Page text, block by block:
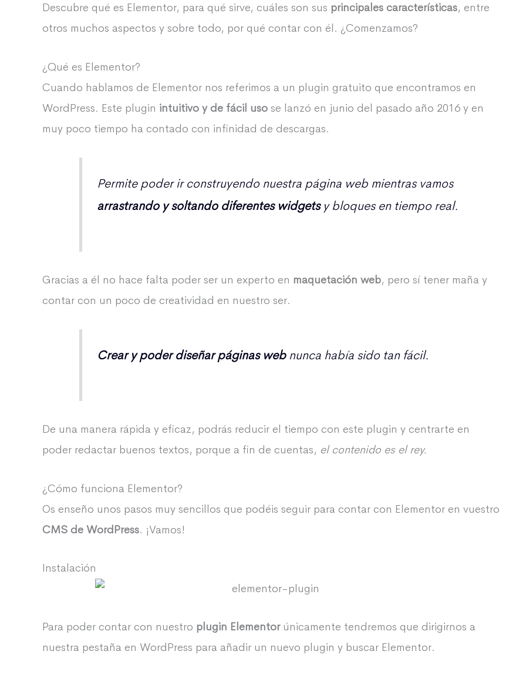
Descubre qué es Elementor, para qué sirve, cuáles son sus principales características, entre
otros muchos aspectos y sobre todo, por qué contar con él. ¿Comenzamos?
¿Qué es Elementor?
Cuando hablamos de Elementor nos referimos a un plugin gratuito que encontramos en
WordPress. Este plugin intuitivo y de fácil uso se lanzó en junio del pasado año 2016 y en
muy poco tiempo ha contado con infinidad de descargas.
Permite poder ir construyendo nuestra página web mientras vamos
arrastrando y soltando diferentes widgetsy bloques en tiempo real.
Gracias a él no hace falta poder ser un experto en maquetación web, pero sí tener maña y
contar con un poco de creatividad en nuestro ser.
Crear y poder diseñar páginas webnunca había sido tan fácil.
De una manera rápida y eficaz, podrás reducir el tiempo con este plugin y centrarte en
poder redactar buenos textos, porque a fin de cuentas, el contenido es el rey.
¿Cómo funciona Elementor?
Os enseño unos pasos muy sencillos que podéis seguir para contar con Elementor en vuestro
CMS de WordPress. ¡Vamos!
Instalación
Para poder contar con nuestro plugin Elementor únicamente tendremos que dirigirnos a
nuestra pestaña en WordPress para añadir un nuevo plugin y buscar Elementor.